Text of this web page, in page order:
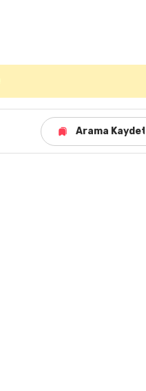
Arama Kaydet